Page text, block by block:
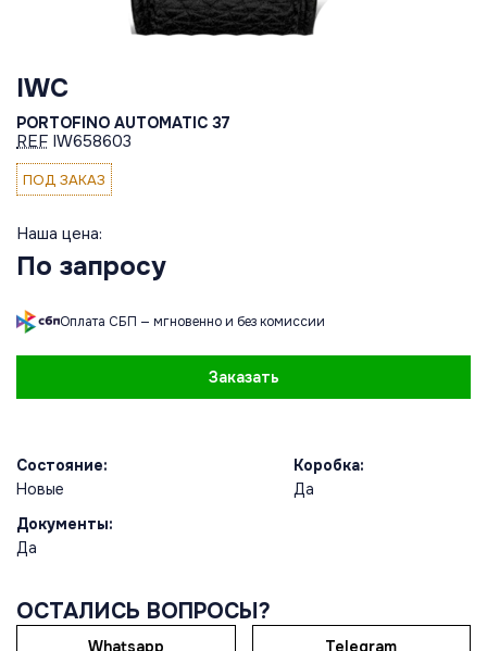
IWC
PORTOFINO AUTOMATIC 37
REF IW658603
ПОД ЗАКАЗ
Наша цена:
По запросу
Оплата СБП — мгновенно и без комиссии
Заказать
Состояние:
Новые
Коробка:
Да
Документы:
Да
ОСТАЛИСЬ ВОПРОСЫ?
Whatsapp Telegram